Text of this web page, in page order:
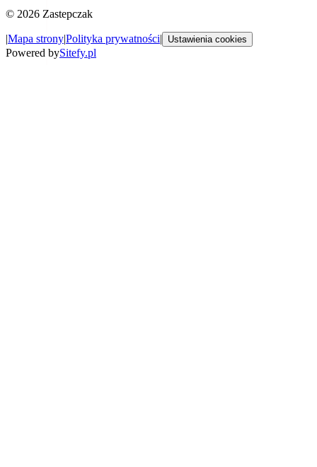
© 2026 Zastepczak
Mapa stronyPolityka prywatności Ustawienia cookies
Powered bySitefy.pl